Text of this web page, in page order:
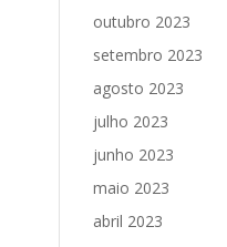
outubro 2023
setembro 2023
agosto 2023
julho 2023
junho 2023
maio 2023
abril 2023